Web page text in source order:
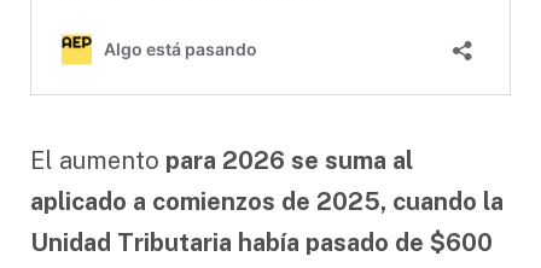
El aumento para 2026 se suma al
aplicado a comienzos de 2025, cuando la
Unidad Tributaria había pasado de $600